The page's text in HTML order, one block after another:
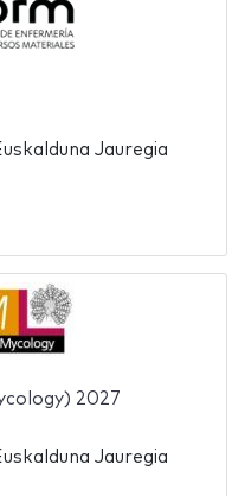
Jauregia
2027
Jauregia